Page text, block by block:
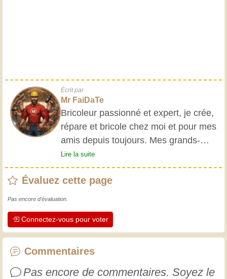
Écrit par
Mr FaiDaTe
Bricoleur passionné et expert, je crée,
répare et bricole chez moi et pour mes
amis depuis toujours. Mes grands-
parents m'ont initié très jeune, et
depuis, j'ai acquis une riche expérience.
L'expérience est essentielle ! Elle nous
professionnels. Apprenons ensemble ;
chaque jour est une occasion de
progresser. Amusez-vous bien !
Lire la suite
Évaluez cette page
Pas encore d'évaluation.
Connectez-vous pour voter
Commentaires
Pas encore de commentaires. Soyez le